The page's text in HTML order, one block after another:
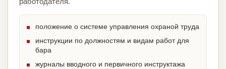
положение о системе управления охраной труда
инструкции по должностям и видам работ для
бара
журналы вводного и первичного инструктажа